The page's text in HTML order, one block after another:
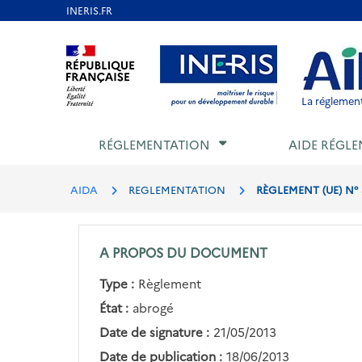
Aller au contenu Aller au menu Aller au
La
RÉGLEMENTATION AIDE
AIDA REGLEMENTATION RÈGLEMENT (UE)
A PROPOS DU DOCUMENT
Type : Règlement
État : abrogé
Date de signature : 21/05/2013
Date de publication : 18/06/2013